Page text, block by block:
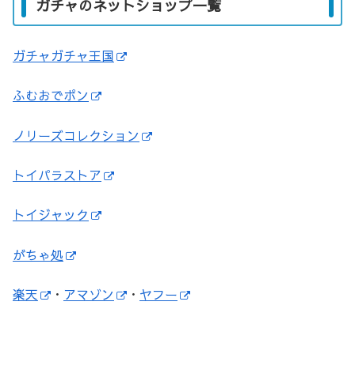
ガチャのネットショップ一覧
ガチャガチャ王国
ふむおでポン
ノリーズコレクション
トイパラストア
トイジャック
がちゃ処
楽天 ・ アマゾン ・ ヤフー